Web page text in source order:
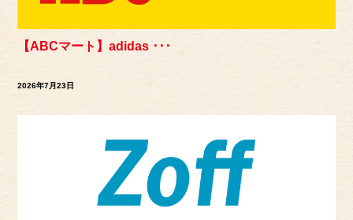
【ABCマート】adidas ･･･
2026年7月23日